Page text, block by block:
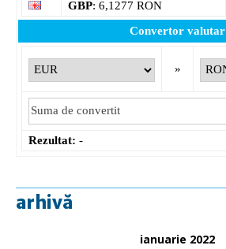
GBP: 6,1277 RON
Convertor valutar
»
Rezultat: -
arhivă
ianuarie 2022